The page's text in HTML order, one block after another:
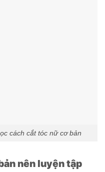
cách cắt tóc nữ cơ bản
nên luyện tập